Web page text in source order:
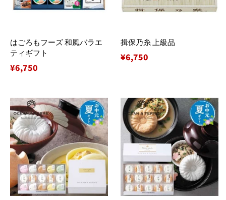
はごろもフーズ 和風バラエ
ティギフト
通
価
格
¥6,750
揖保乃糸 上級品
通
格
¥6,750